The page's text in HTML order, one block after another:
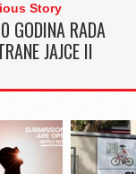
Story
GODINA RADA
JAJCE II